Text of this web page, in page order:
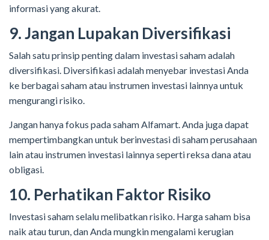
informasi yang akurat.
9. Jangan Lupakan Diversifikasi
Salah satu prinsip penting dalam investasi saham adalah
diversifikasi. Diversifikasi adalah menyebar investasi Anda
ke berbagai saham atau instrumen investasi lainnya untuk
mengurangi risiko.
Jangan hanya fokus pada saham Alfamart. Anda juga dapat
mempertimbangkan untuk berinvestasi di saham perusahaan
lain atau instrumen investasi lainnya seperti reksa dana atau
obligasi.
10. Perhatikan Faktor Risiko
Investasi saham selalu melibatkan risiko. Harga saham bisa
naik atau turun, dan Anda mungkin mengalami kerugian